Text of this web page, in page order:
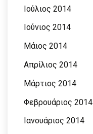
Ιούλιος 2014
Ιούνιος 2014
Μάιος 2014
Απρίλιος 2014
Μάρτιος 2014
Φεβρουάριος 2014
Ιανουάριος 2014